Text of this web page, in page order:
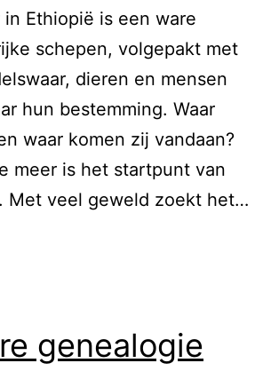
Ethiopië is een ware
schepen, volgepakt met
dieren en mensen
hun bestemming. Waar
waar komen zij vandaan?
meer is het startpunt van
Met veel geweld zoekt het…
genealogie